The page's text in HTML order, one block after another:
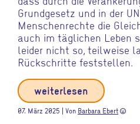
Grundgesetz und in der
Menschenrechte die
auch im täglichen Leben
leider nicht so, teilweise
Rückschritte feststellen.
weiterlesen
07. März 2025 | Von Barbara Ebert sentiment_very_satisfied